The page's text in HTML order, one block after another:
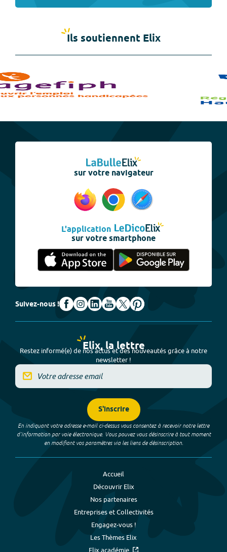
Ils soutiennent Elix
sur votre navigateur
L'application
sur votre smartphone
Suivez-nous !
Elix, la lettre
Restez informé(e) de nos actus et des nouveautés grâce à notre
newsletter !
S'inscrire
En indiquant votre adresse e-mail ci-dessus vous consentez à recevoir notre lettre
d’information par voie électronique. Vous pouvez vous désinscrire à tout moment
en modifiant vos paramètres via les liens de désinscription.
Accueil
Découvrir Elix
Nos partenaires
Entreprises et Collectivités
Engagez-vous !
Les Thèmes Elix
Elix académie